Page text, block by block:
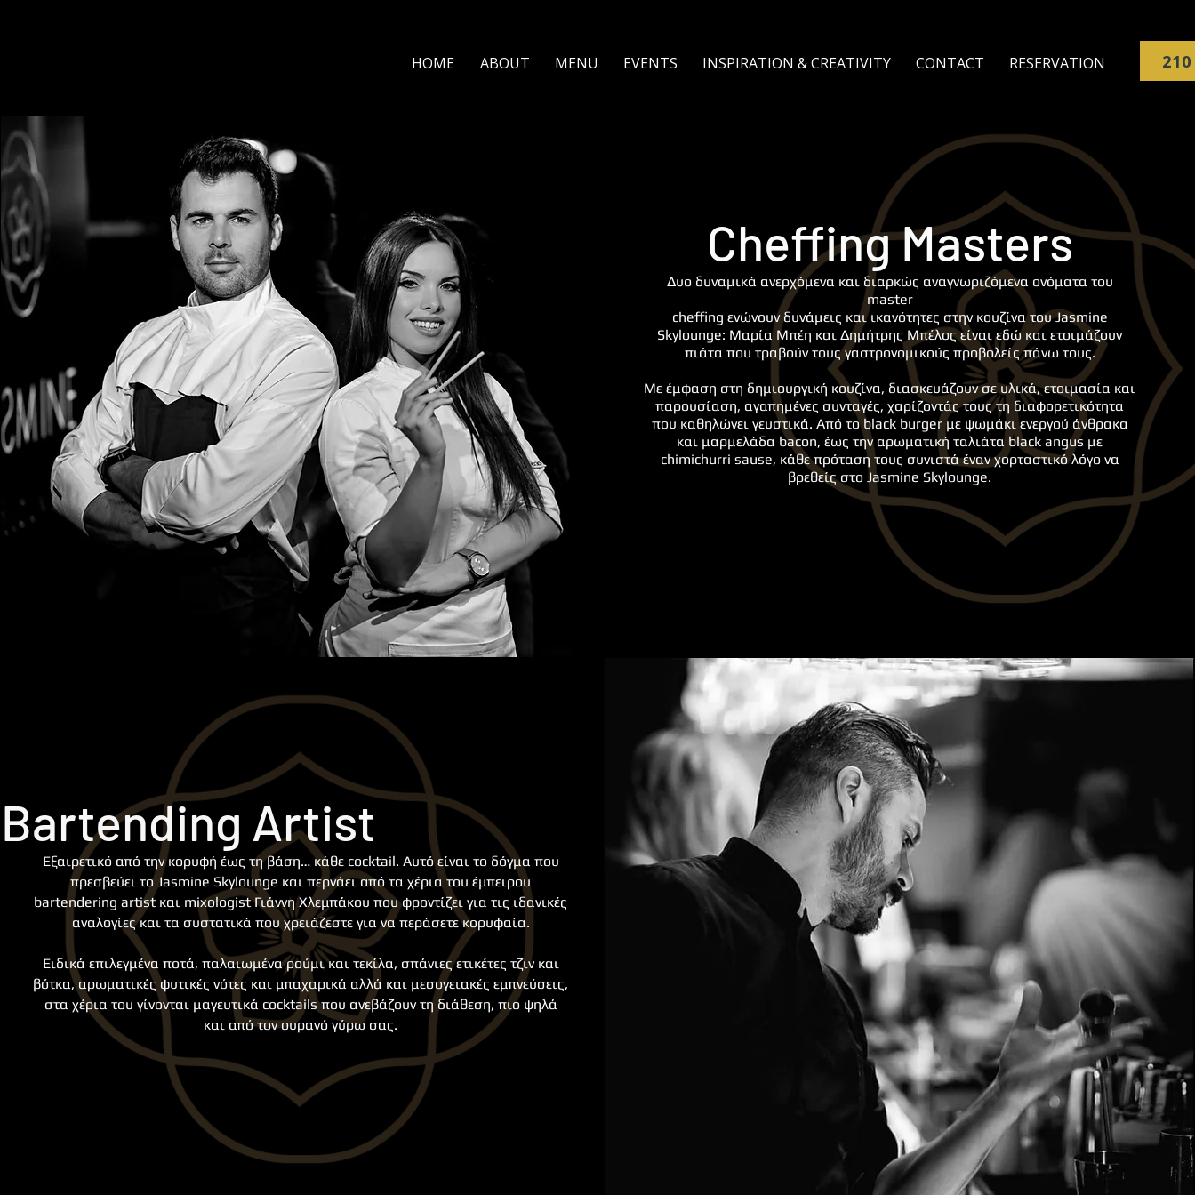
ΗΟΜΕ ABOUT MENU EVENTS INSPIRATION & CREATIVITY CONTACT RESERVATION
Cheffing Masters
Δυο δυναμικά ανερχόμενα και διαρκώς αναγνωριζόμενα ονόματα του
master
cheffing ενώνουν δυνάμεις και ικανότητες στην κουζίνα του Jasmine
Skylounge: Μαρία Μπέη και Δημήτρης Μπέλος είναι εδώ και ετοιμάζουν
πιάτα που τραβούν τους γαστρονομικούς προβολείς πάνω τους.
Με έμφαση στη δημιουργική κουζίνα, διασκευάζουν σε υλικά, ετοιμασία και
παρουσίαση, αγαπημένες συνταγές, χαρίζοντάς τους τη διαφορετικότητα
που καθηλώνει γευστικά. Από το black burger με ψωμάκι ενεργού άνθρακα
και μαρμελάδα bacon, έως την αρωματική ταλιάτα black angus με
chimichurri sause, κάθε πρόταση τους συνιστά έναν χορταστικό λόγο να
βρεθείς στο Jasmine Skylounge.
Εξαιρετικό από την κορυφή έως τη βάση… κάθε cocktail. Αυτό είναι το δόγμα που
πρεσβεύει το Jasmine Skylounge και περνάει από τα χέρια του έμπειρου
bartendering artist και mixologist Γιάννη Χλεμπάκου που φροντίζει για τις ιδανικές
αναλογίες και τα συστατικά που χρειάζεστε για να περάσετε κορυφαία.
Ειδικά επιλεγμένα ποτά, παλαιωμένα ρούμι και τεκίλα, σπάνιες ετικέτες τζιν και
βότκα, αρωματικές φυτικές νότες και μπαχαρικά αλλά και μεσογειακές εμπνεύσεις,
στα χέρια του γίνονται μαγευτικά cocktails που ανεβάζουν τη διάθεση, πιο ψηλά
και από τον ουρανό γύρω σας.
Bartending Artist